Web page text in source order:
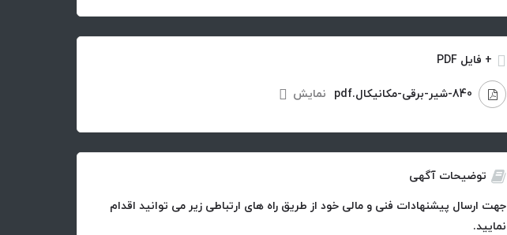
+ فایل PDF
840-شیر-برقی-مکانیکال.pdf نمایش
توضیحات آگهی
جهت ارسال پیشنهادات فنی و مالی خود از طریق راه های ارتباطی زیر می توانید اقدام
نمایید.